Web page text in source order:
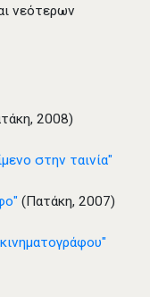
νεότερων
2008)
στην ταινία"
(Πατάκη, 2007)